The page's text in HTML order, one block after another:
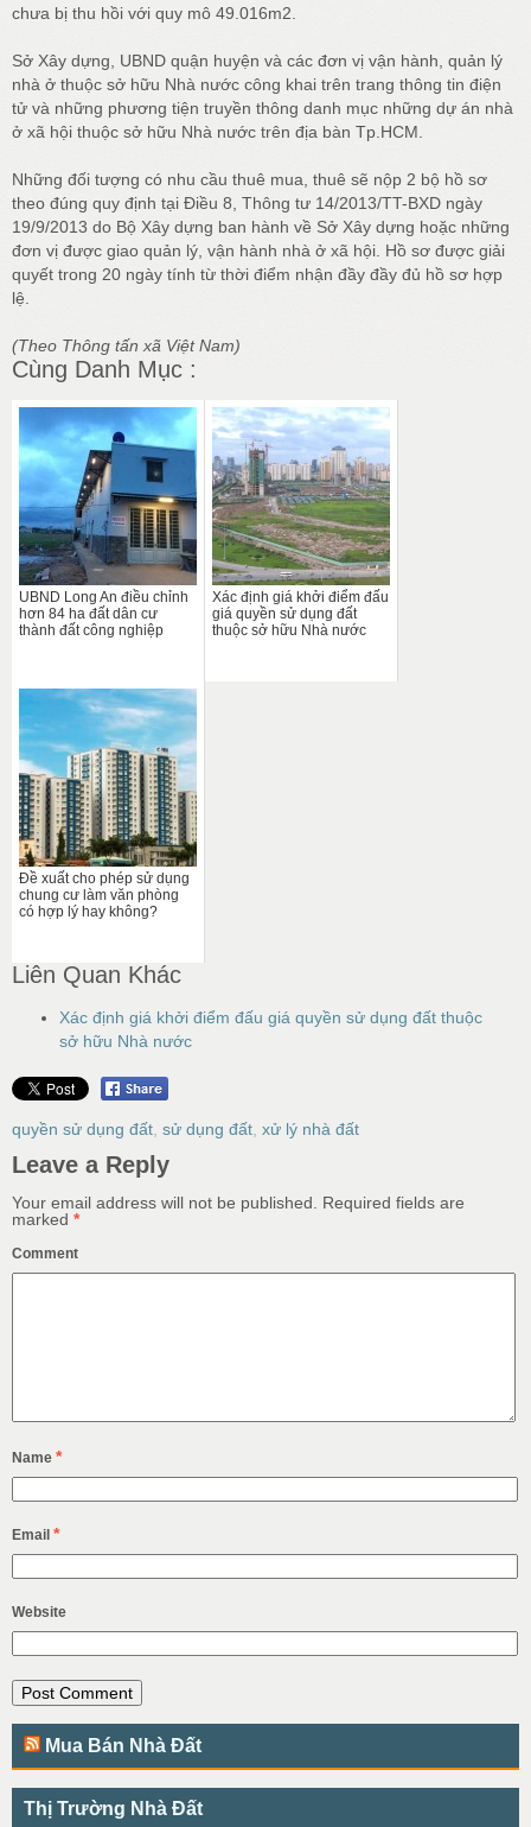
chưa bị thu hồi với quy mô 49.016m2.
Sở Xây dựng, UBND quận huyện và các đơn vị vận hành, quản lý
nhà ở thuộc sở hữu Nhà nước công khai trên trang thông tin điện
tử và những phương tiện truyền thông danh mục những dự án nhà
ở xã hội thuộc sở hữu Nhà nước trên địa bàn Tp.HCM.
Những đối tượng có nhu cầu thuê mua, thuê sẽ nộp 2 bộ hồ sơ
theo đúng quy định tại Điều 8, Thông tư 14/2013/TT-BXD ngày
19/9/2013 do Bộ Xây dựng ban hành về Sở Xây dựng hoặc những
đơn vị được giao quản lý, vận hành nhà ở xã hội. Hồ sơ được giải
quyết trong 20 ngày tính từ thời điểm nhận đầy đầy đủ hồ sơ hợp
lệ.
(Theo Thông tấn xã Việt Nam)
Cùng Danh Mục :
UBND Long An điều chỉnh
hơn 84 ha đất dân cư
thành đất công nghiệp
Xác định giá khởi điểm đấu
giá quyền sử dụng đất
thuộc sở hữu Nhà nước
Đề xuất cho phép sử dụng
chung cư làm văn phòng
có hợp lý hay không?
Liên Quan Khác
Xác định giá khởi điểm đấu giá quyền sử dụng đất thuộc
sở hữu Nhà nước
quyền sử dụng đất sử dụng đất xử lý nhà đất
Leave a Reply
Your email address will not be published.
Required fields are
marked *
Comment
Name *
Email *
Website
Mua Bán Nhà Đất
Thị Trường Nhà Đất